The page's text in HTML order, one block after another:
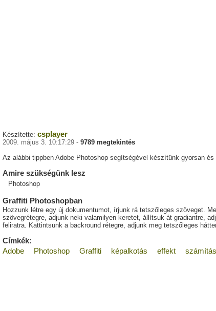
Készítette: csplayer
2009. május 3. 10:17:29 - 9789 megtekintés
Az alábbi tippben Adobe Photoshop segítségével készítünk gyorsan
Amire szükségünk lesz
Photoshop
Graffiti Photoshopban
Hozzunk létre egy új dokumentumot, írjunk rá tetszőleges szöveget.
szövegrétegre, adjunk neki valamilyen keretet, állítsuk át gradiantre,
feliratra. Kattintsunk a backround rétegre, adjunk meg tetszőleges
Címkék:
Adobe
Photoshop Graffiti képalkotás effekt